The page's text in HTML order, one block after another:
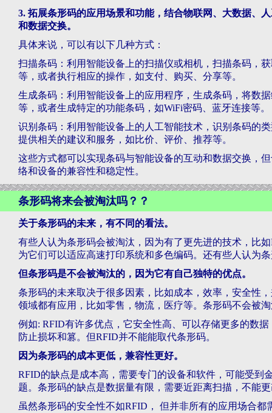
3. 拓展条形码的应用场景和功能，结合物联网、大数据、
和数据交换。
具体来说，可以有以下几种方式：
扫描条码：利用智能设备上的扫描仪或相机，扫描条码，
等，或者执行相应的操作，如支付、购买、分享等。
生成条码：利用智能设备上的应用程序，生成条码，将数
等，或者生成特定的功能条码，如WiFi密码、蓝牙连接等。
识别条码：利用智能设备上的人工智能技术，识别条码的
提供相关的建议和服务，如比价、评价、推荐等。
这些方式都可以实现条码与智能设备的互动和数据交换，
络和设备的兼容性和稳定性。
条形码将来会被淘汰吗？？
关于条形码的未来，有不同的看法。
有些人认为条形码会被淘汰，因为有了更先进的技术，比
为它们可以适应高速打印系统和多色编码。还有些人认为
但条形码是不会被淘汰的，因为它有自己独特的优点。
条形码的未来取决于很多因素，比如成本，效率，安全性
领域都有应用，比如零售，物流，医疗等。条形码不会被
例如: RFID有许多优点，它安全性高、可以存储更多的数
防止损坏和篡。但RFID并不能能取代条形码。
因为条形码的成本更低，兼容性更好。
RFID的缺点是成本高，需要专门的设备和软件，可能受到
题。条形码的缺点是数据量有限，需要近距离扫描，不能
虽然条形码的安全性不如RFID， 但并非所有的应用场合